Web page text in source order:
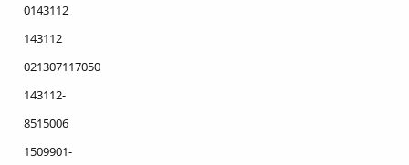
0143112
143112
021307117050
143112-
8515006
1509901-